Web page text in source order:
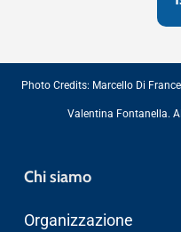
Photo Credits: Marcello Di
Valentina Fontanella.
Chi siamo
Organizzazione